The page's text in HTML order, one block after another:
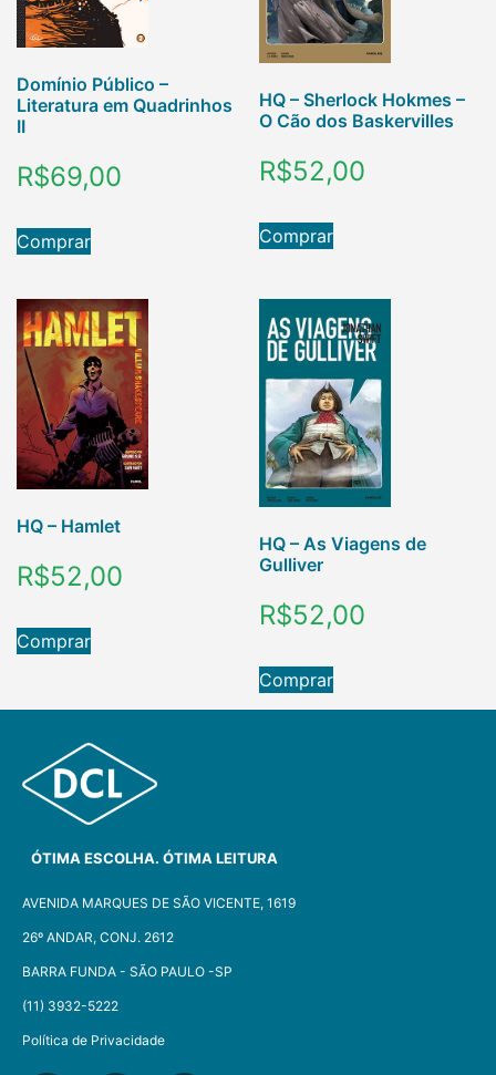
Domínio Público –
Literatura em Quadrinhos
II
R$69,00
Comprar
HQ – Sherlock Hokmes –
O Cão dos Baskervilles
R$52,00
Comprar
HQ – Hamlet
R$52,00
Comprar
HQ – As Viagens de
Gulliver
R$52,00
Comprar
ÓTIMA ESCOLHA. ÓTIMA LEITURA
AVENIDA MARQUES DE SÃO VICENTE, 1619
26º ANDAR, CONJ. 2612
BARRA FUNDA - SÃO PAULO -SP​
(11) 3932-5222
Política de Privacidade